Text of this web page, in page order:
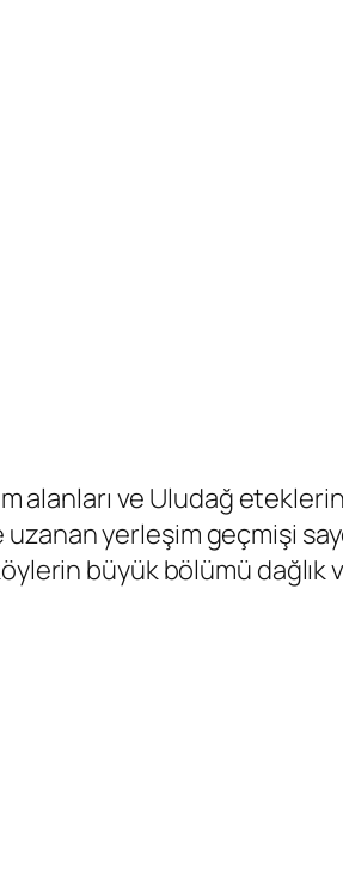
alanları ve Uludağ
yerleşim geçmişi
büyük bölümü dağlık